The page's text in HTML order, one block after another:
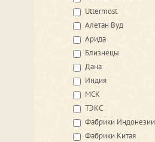
Uttermost
Алетан Вуд
Арида
Близнецы
Дана
Индия
МСК
ТЭКС
Фабрики Индонезии
Фабрики Китая